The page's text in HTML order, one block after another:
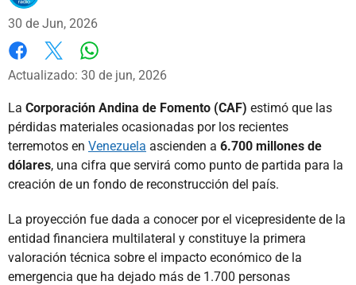
30 de Jun, 2026
Facebook
X
Actualizado: 30 de jun, 2026
La Corporación Andina de Fomento (CAF) estimó que las
pérdidas materiales ocasionadas por los recientes
terremotos en Venezuela ascienden a 6.700 millones de
dólares, una cifra que servirá como punto de partida para la
creación de un fondo de reconstrucción del país.
La proyección fue dada a conocer por el vicepresidente de la
entidad financiera multilateral y constituye la primera
valoración técnica sobre el impacto económico de la
emergencia que ha dejado más de 1.700 personas